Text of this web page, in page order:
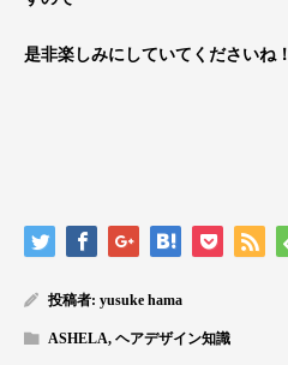
是非楽しみにしていてくださいね！
投稿者: yusuke hama
ASHELA, ヘアデザイン知識